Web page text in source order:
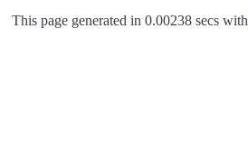
This page generated in 0.00238 secs with